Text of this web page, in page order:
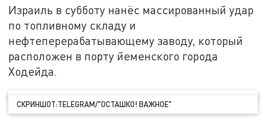
Израиль в субботу нанёс массированный удар
по топливному складу и
нефтеперерабатывающему заводу, который
расположен в порту йеменского города
Ходейда.
СКРИНШОТ:TELEGRAM/"ОСТАШКО! ВАЖНОЕ"